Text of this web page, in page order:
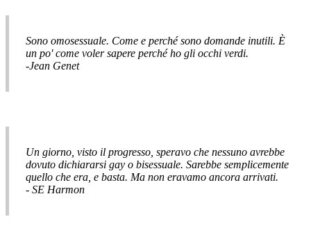
Sono omosessuale. Come e perché sono domande inutili. È
un po' come voler sapere perché ho gli occhi verdi.
-Jean Genet
Un giorno, visto il progresso, speravo che nessuno avrebbe
dovuto dichiararsi gay o bisessuale. Sarebbe semplicemente
quello che era, e basta. Ma non eravamo ancora arrivati.
- SE Harmon